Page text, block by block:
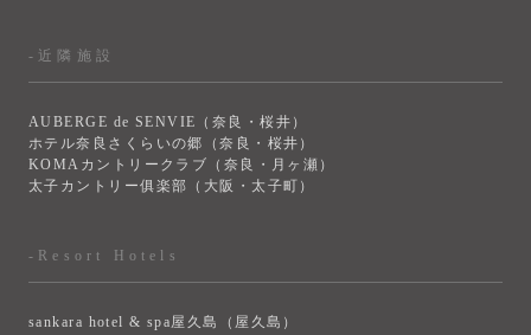
-近隣施設
AUBERGE de SENVIE（奈良・桜井）
ホテル奈良さくらいの郷（奈良・桜井）
KOMAカントリークラブ（奈良・月ヶ瀬）
太子カントリー俱楽部（大阪・太子町）
-Resort Hotels
sankara hotel & spa屋久島（屋久島）